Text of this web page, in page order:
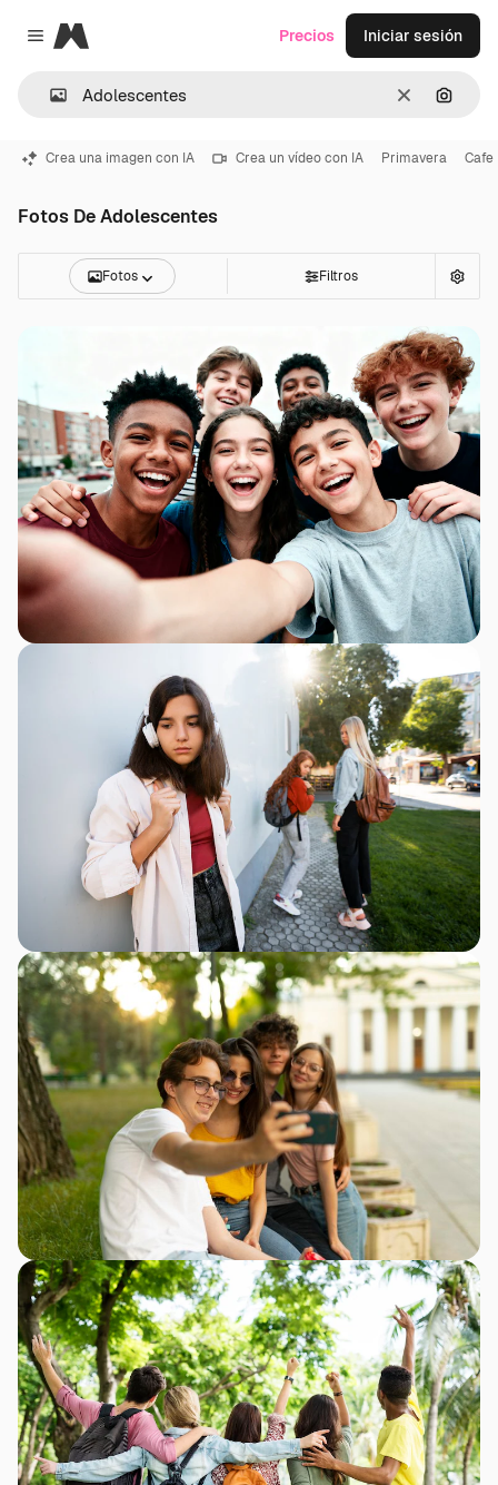
Close menu
Magnific
Borrar
Precios Iniciar sesión
Crea una imagen con IA Crea un vídeo con IA Primavera Cafe
Fotos De Adolescentes
Fotos Filtros